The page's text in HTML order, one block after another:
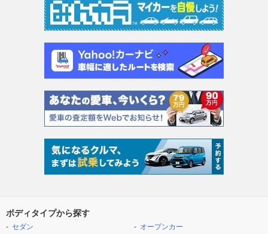
ボディタイプから探す
セダン
オープンカー